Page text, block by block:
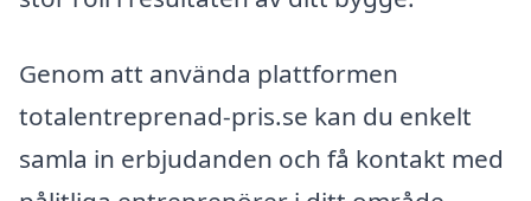
Genom att använda plattformen
totalentreprenad-pris.se kan du enkelt
samla in erbjudanden och få kontakt med